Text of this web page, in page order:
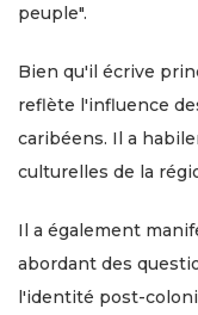
peuple".
Bien qu'il écrive
reflète l'influence
caribéens. Il a
culturelles de la
Il a également
abordant des
l'identité post-